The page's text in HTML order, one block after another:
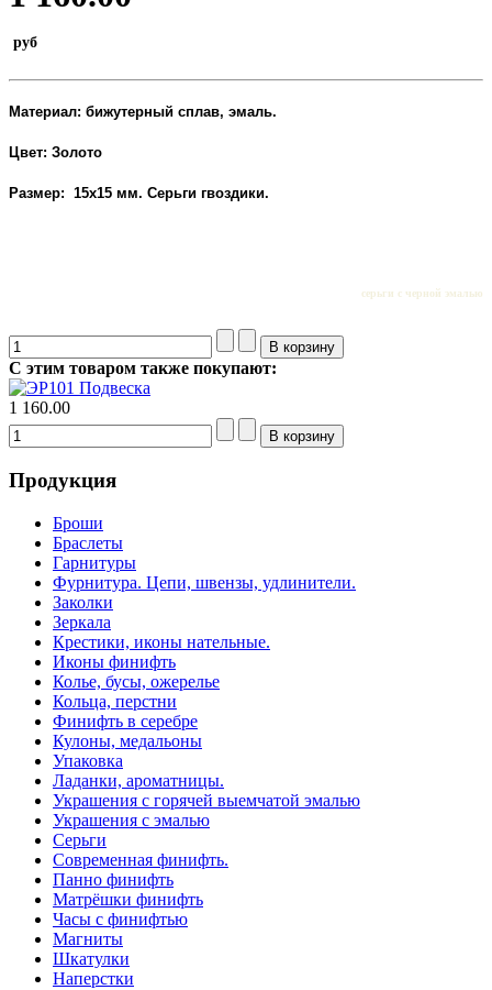
руб
Материал: бижутерный сплав, эмаль.
Цвет: Золото
Размер: 15х15 мм. Серьги гвоздики.
серьги с черной эмалью
С этим товаром также покупают:
Подвеска
1 160.00
Продукция
Броши
Браслеты
Гарнитуры
Фурнитура. Цепи, швензы, удлинители.
Заколки
Зеркала
Крестики, иконы нательные.
Иконы финифть
Колье, бусы, ожерелье
Кольца, перстни
Финифть в серебре
Кулоны, медальоны
Упаковка
Ладанки, ароматницы.
Украшения с горячей выемчатой эмалью
Украшения с эмалью
Серьги
Современная финифть.
Панно финифть
Матрёшки финифть
Часы с финифтью
Магниты
Шкатулки
Наперстки